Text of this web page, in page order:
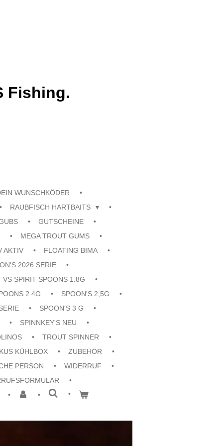
Fishing.
WUNSCHKÖDER
RAUBFISCH HARTBAITS
GUTSCHEINE
MEGA TROUT GUMS
AKTIV
FLOATING BIMA
2026 SERIE
VS SPIRIT SPOONS 1.8G
2.4G
SPOON'S 2,5G
SPOON'S 3 G
SPINNKEY'S NEU
TROUT SPINNER
KÜHLBOX
ZUBEHÖR
PERSON
WIDERRUF